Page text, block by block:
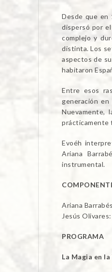
Desde que en
dispersó por
complejo y
distinta. Los
aspectos de
habitaron
Entre esos
generación
Nuevamente,
prácticamente
Evoéh
Ariana
instrumental.
Ariana
Jesús
PROGRAMA
La Magia en